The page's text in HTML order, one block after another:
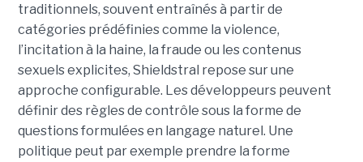
traditionnels, souvent entraînés à partir de
catégories prédéfinies comme la violence,
l’incitation à la haine, la fraude ou les contenus
sexuels explicites, Shieldstral repose sur une
approche configurable. Les développeurs peuvent
définir des règles de contrôle sous la forme de
questions formulées en langage naturel. Une
politique peut par exemple prendre la forme